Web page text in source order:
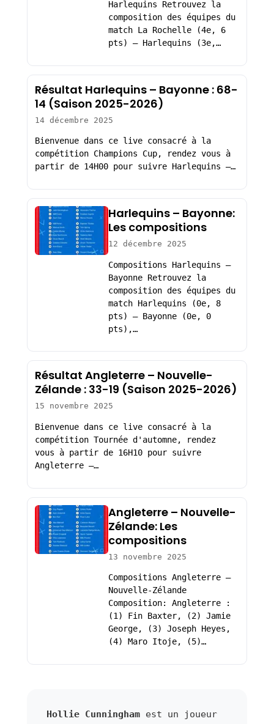
Harlequins Retrouvez la
composition des équipes du
match La Rochelle (4e, 6
pts) – Harlequins (3e,…
Résultat Harlequins – Bayonne : 68-
14 (Saison 2025-2026)
14 décembre 2025
Bienvenue dans ce live consacré à la
compétition Champions Cup, rendez vous à
partir de 14H00 pour suivre Harlequins –…
Harlequins – Bayonne:
Les compositions
12 décembre 2025
Compositions Harlequins –
Bayonne Retrouvez la
composition des équipes du
match Harlequins (0e, 8
pts) – Bayonne (0e, 0
pts),…
Résultat Angleterre – Nouvelle-
Zélande : 33-19 (Saison 2025-2026)
15 novembre 2025
Bienvenue dans ce live consacré à la
compétition Tournée d'automne, rendez
vous à partir de 16H10 pour suivre
Angleterre –…
Angleterre – Nouvelle-
Zélande: Les
compositions
13 novembre 2025
Compositions Angleterre –
Nouvelle-Zélande
Composition: Angleterre :
(1) Fin Baxter, (2) Jamie
George, (3) Joseph Heyes,
(4) Maro Itoje, (5)…
Hollie Cunninghamest un joueur